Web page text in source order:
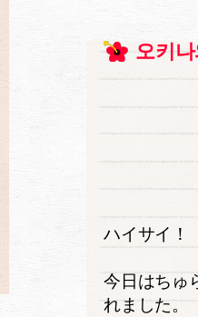
오키
ハイサイ！
今日はちゅ
れました。